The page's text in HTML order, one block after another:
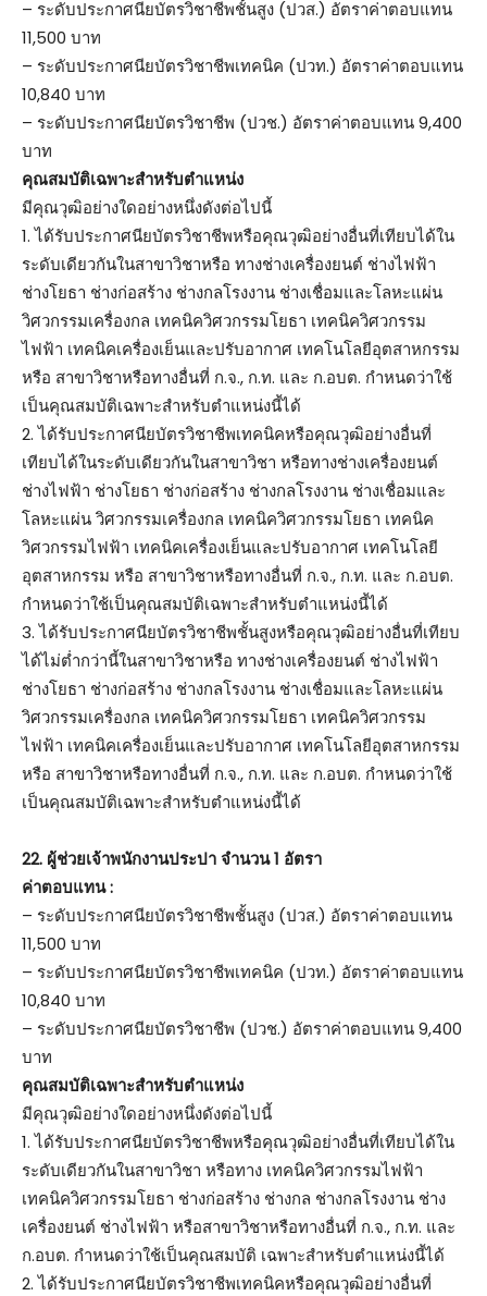
– ระดับประกาศนียบัตรวิชาชีพชั้นสูง (ปวส.) อัตราค่าตอบแทน
11,500 บาท
– ระดับประกาศนียบัตรวิชาชีพเทคนิค (ปวท.) อัตราค่าตอบแทน
10,840 บาท
– ระดับประกาศนียบัตรวิชาชีพ (ปวช.) อัตราค่าตอบแทน 9,400
บาท
คุณสมบัติเฉพาะสำหรับตำแหน่ง
มีคุณวุฒิอย่างใดอย่างหนึ่งดังต่อไปนี้
1. ได้รับประกาศนียบัตรวิชาชีพหรือคุณวุฒิอย่างอื่นที่เทียบได้ใน
ระดับเดียวกันในสาขาวิชาหรือ ทางช่างเครื่องยนต์ ช่างไฟฟ้า
ช่างโยธา ช่างก่อสร้าง ช่างกลโรงงาน ช่างเชื่อมและโลหะแผ่น
วิศวกรรมเครื่องกล เทคนิควิศวกรรมโยธา เทคนิควิศวกรรม
ไฟฟ้า เทคนิคเครื่องเย็นและปรับอากาศ เทคโนโลยีอุตสาหกรรม
หรือ สาขาวิชาหรือทางอื่นที่ ก.จ., ก.ท. และ ก.อบต. กำหนดว่าใช้
เป็นคุณสมบัติเฉพาะสำหรับตำแหน่งนี้ได้
2. ได้รับประกาศนียบัตรวิชาชีพเทคนิคหรือคุณวุฒิอย่างอื่นที่
เทียบได้ในระดับเดียวกันในสาขาวิชา หรือทางช่างเครื่องยนต์
ช่างไฟฟ้า ช่างโยธา ช่างก่อสร้าง ช่างกลโรงงาน ช่างเชื่อมและ
โลหะแผ่น วิศวกรรมเครื่องกล เทคนิควิศวกรรมโยธา เทคนิค
วิศวกรรมไฟฟ้า เทคนิคเครื่องเย็นและปรับอากาศ เทคโนโลยี
อุตสาหกรรม หรือ สาขาวิชาหรือทางอื่นที่ ก.จ., ก.ท. และ ก.อบต.
กำหนดว่าใช้เป็นคุณสมบัติเฉพาะสำหรับตำแหน่งนี้ได้
3. ได้รับประกาศนียบัตรวิชาชีพชั้นสูงหรือคุณวุฒิอย่างอื่นที่เทียบ
ได้ไม่ต่ำกว่านี้ในสาขาวิชาหรือ ทางช่างเครื่องยนต์ ช่างไฟฟ้า
ช่างโยธา ช่างก่อสร้าง ช่างกลโรงงาน ช่างเชื่อมและโลหะแผ่น
วิศวกรรมเครื่องกล เทคนิควิศวกรรมโยธา เทคนิควิศวกรรม
ไฟฟ้า เทคนิคเครื่องเย็นและปรับอากาศ เทคโนโลยีอุตสาหกรรม
หรือ สาขาวิชาหรือทางอื่นที่ ก.จ., ก.ท. และ ก.อบต. กำหนดว่าใช้
เป็นคุณสมบัติเฉพาะสำหรับตำแหน่งนี้ได้
22. ผู้ช่วยเจ้าพนักงานประปา จำนวน 1 อัตรา
ค่าตอบแทน :
– ระดับประกาศนียบัตรวิชาชีพชั้นสูง (ปวส.) อัตราค่าตอบแทน
11,500 บาท
– ระดับประกาศนียบัตรวิชาชีพเทคนิค (ปวท.) อัตราค่าตอบแทน
10,840 บาท
– ระดับประกาศนียบัตรวิชาชีพ (ปวช.) อัตราค่าตอบแทน 9,400
บาท
คุณสมบัติเฉพาะสำหรับตำแหน่ง
มีคุณวุฒิอย่างใดอย่างหนึ่งดังต่อไปนี้
1. ได้รับประกาศนียบัตรวิชาชีพหรือคุณวุฒิอย่างอื่นที่เทียบได้ใน
ระดับเดียวกันในสาขาวิชา หรือทาง เทคนิควิศวกรรมไฟฟ้า
เทคนิควิศวกรรมโยธา ช่างก่อสร้าง ช่างกล ช่างกลโรงงาน ช่าง
เครื่องยนต์ ช่างไฟฟ้า หรือสาขาวิชาหรือทางอื่นที่ ก.จ., ก.ท. และ
ก.อบต. กำหนดว่าใช้เป็นคุณสมบัติ เฉพาะสำหรับตำแหน่งนี้ได้
2. ได้รับประกาศนียบัตรวิชาชีพเทคนิคหรือคุณวุฒิอย่างอื่นที่